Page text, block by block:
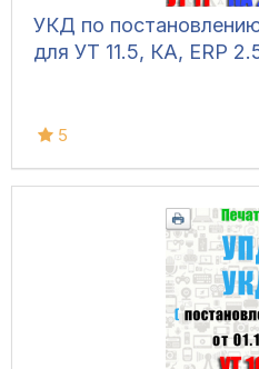
УКД по постановлению
для УТ 11.5, КА, ERP
5